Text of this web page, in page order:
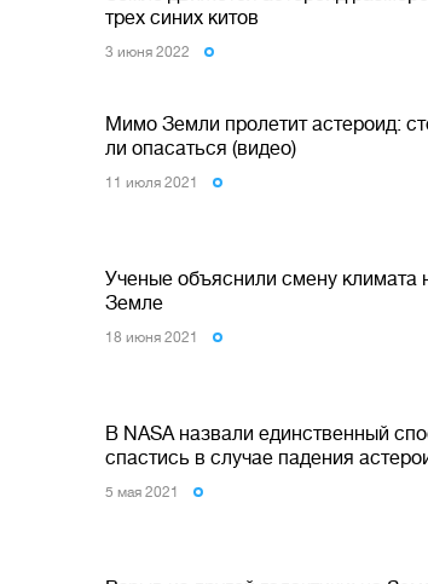
трех синих китов
3 июня 2022
Мимо Земли пролетит астероид:
ли опасаться (видео)
11 июля 2021
Ученые объяснили смену климата
Земле
18 июня 2021
В NASA назвали единственный
спастись в случае падения
5 мая 2021